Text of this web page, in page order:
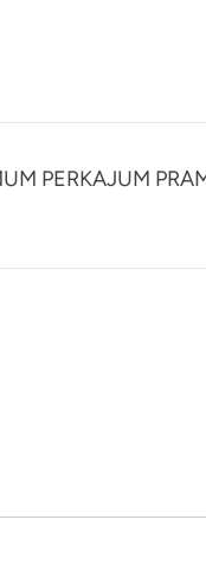
PERKAJUM